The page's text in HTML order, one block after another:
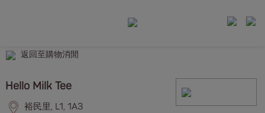
返回至購物消閒
Hello Milk Tee
裕民里, L1, 1A3